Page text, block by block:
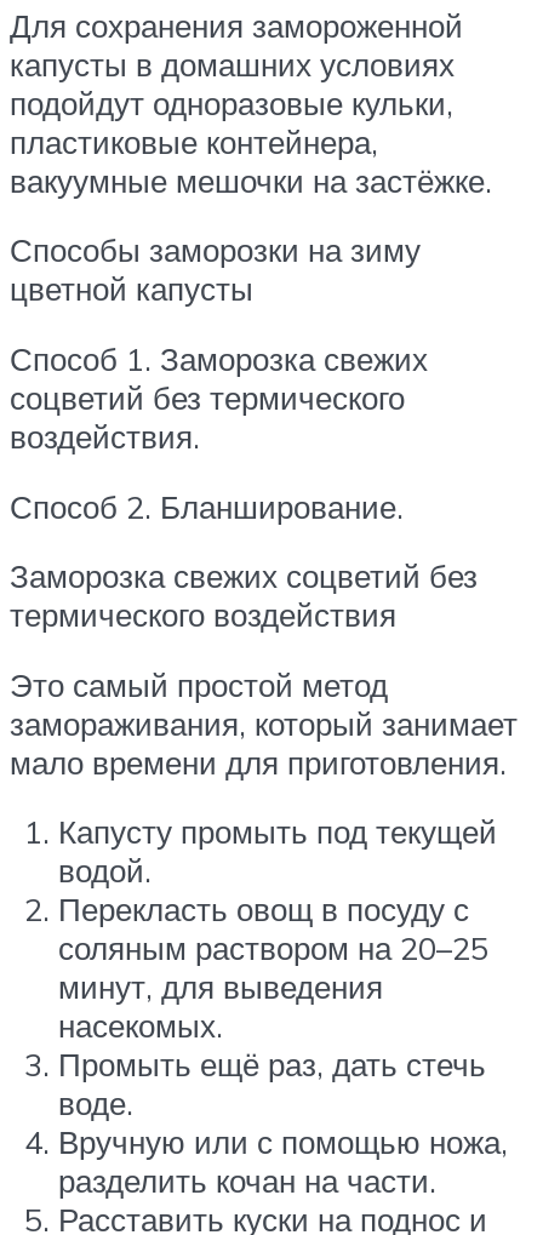
Для сохранения замороженной
капусты в домашних условиях
подойдут одноразовые кульки,
пластиковые контейнера,
вакуумные мешочки на застёжке.
Способы заморозки на зиму
цветной капусты
Способ 1. Заморозка свежих
соцветий без термического
воздействия.
Способ 2. Бланширование.
Заморозка свежих соцветий без
термического воздействия
Это самый простой метод
замораживания, который занимает
мало времени для приготовления.
Капусту промыть под текущей
водой.
Перекласть овощ в посуду с
соляным раствором на 20–25
минут, для выведения
насекомых.
Промыть ещё раз, дать стечь
воде.
Вручную или с помощью ножа,
разделить кочан на части.
Расставить куски на поднос и